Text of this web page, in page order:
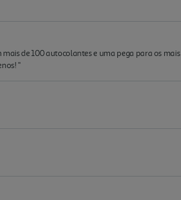
de 100 autocolantes e uma pega para os mais
"